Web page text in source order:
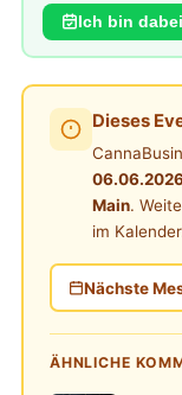
Ich bin dabei
Dieses
Main.
im
Nächste
ÄHNLICHE